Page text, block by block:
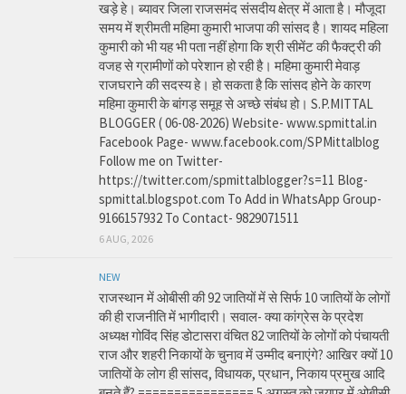
खड़े हे। ब्यावर जिला राजसमंद संसदीय क्षेत्र में आता है। मौजूदा
समय में श्रीमती महिमा कुमारी भाजपा की सांसद है। शायद महिला
कुमारी को भी यह भी पता नहीं होगा कि श्री सीमेंट की फैक्ट्री की
वजह से ग्रामीणों को परेशान हो रही है। महिमा कुमारी मेवाड़
राजघराने की सदस्य हे। हो सकता है कि सांसद होने के कारण
महिमा कुमारी के बांगड़ समूह से अच्छे संबंध हो। S.P.MITTAL
BLOGGER ( 06-08-2026) Website- www.spmittal.in
Facebook Page- www.facebook.com/SPMittalblog
Follow me on Twitter-
https://twitter.com/spmittalblogger?s=11 Blog-
spmittal.blogspot.com To Add in WhatsApp Group-
9166157932 To Contact- 9829071511
6 AUG, 2026
NEW
राजस्थान में ओबीसी की 92 जातियों में से सिर्फ 10 जातियों के लोगों
की ही राजनीति में भागीदारी। सवाल- क्या कांग्रेस के प्रदेश
अध्यक्ष गोविंद सिंह डोटासरा वंचित 82 जातियों के लोगों को पंचायती
राज और शहरी निकायों के चुनाव में उम्मीद बनाएंगे? आखिर क्यों 10
जातियों के लोग ही सांसद, विधायक, प्रधान, निकाय प्रमुख आदि